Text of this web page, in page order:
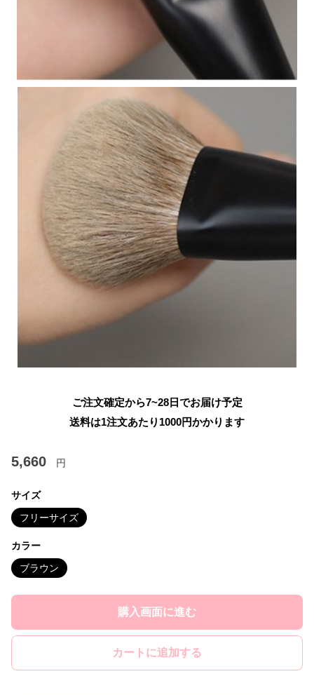
ご注文確定から7~28日でお届け予定
送料は1注文あたり 1000円かかります
5,660 円
サイズ
フリーサイズ
カラー
ブラウン
購入画面に進む
カートに追加する